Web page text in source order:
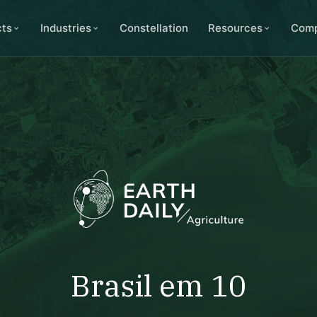
Industries Constellation Resources
Brasil em 10